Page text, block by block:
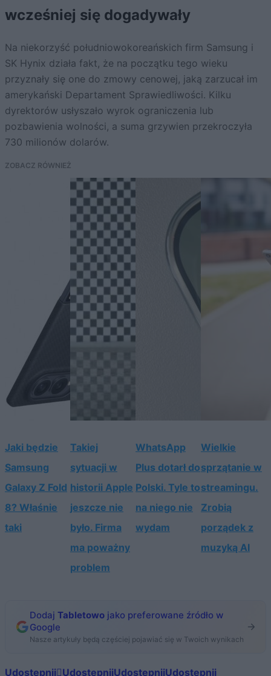
wcześniej się dogadywały
Na niekorzyść południowokoreańskich firm Samsung i
SK Hynix działa fakt, że na początku tego wieku
przyznały się one do zmowy cenowej, jaką zarzucał im
amerykański Departament Sprawiedliwości. Kilku
dyrektorów usłyszało wyrok ograniczenia lub
pozbawienia wolności, a suma grzywien przekroczyła
730 milionów dolarów.
ZOBACZ RÓWNIEŻ
Jaki będzie
Samsung
Galaxy Z Fold
8? Właśnie
taki
Takiej
sytuacji w
historii Apple
jeszcze nie
było. Firma
ma poważny
problem
WhatsApp
Plus dotarł do
Polski. Tyle to
na niego nie
wydam
Wielkie
sprzątanie w
streamingu.
Zrobią
porządek z
muzyką AI
Dodaj Tabletowo jako preferowane źródło w
Google
Nasze artykuły będą częściej pojawiać się w Twoich wynikach
Udostępnij UdostępnijUdostępnijUdostępnij